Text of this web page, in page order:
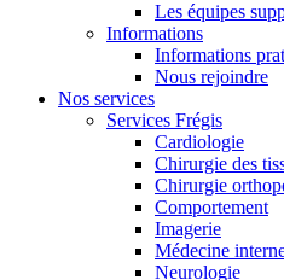
Les équipes
Informations
Informations
Nous rejoindre
Nos services
Services Frégis
Cardiologie
Chirurgie des
Chirurgie
Comportement
Imagerie
Médecine
Neurologie